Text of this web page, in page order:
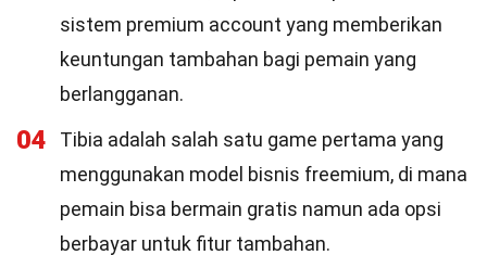
sistem premium account yang memberikan
keuntungan tambahan bagi pemain yang
berlangganan.
04
Tibia adalah salah satu game pertama yang
menggunakan model bisnis freemium, di mana
pemain bisa bermain gratis namun ada opsi
berbayar untuk fitur tambahan.